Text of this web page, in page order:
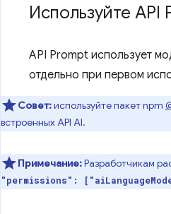
Используйте API
API Prompt использует
отдельно при первом
Совет:используйте пакет npm
встроенных API AI.
Примечание:Разработчикам
"permissions":